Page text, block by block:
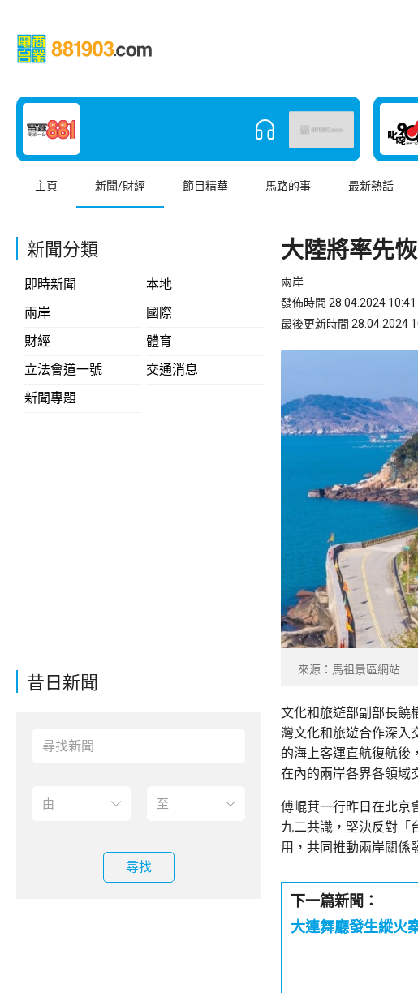
主頁 新聞/財經 節目精華 馬路的事 最新熱話
新聞分類
即時新聞
本地
兩岸
國際
財經
體育
立法會道一號
交通消息
新聞專題
昔日新聞
尋找
大陸將率先
兩岸
發佈時間 28.04.2024 10:41
最後更新時間 28.04.2024
來源：馬祖景區網站
文化和旅遊部副部長饒
灣文化和旅遊合作深入
的海上客運直航復航後
在內的兩岸各界各領域
傅崐萁一行昨日在北京
九二共識，堅決反對「
用，共同推動兩岸關係
下一篇新聞：
大連舞廳發生縱